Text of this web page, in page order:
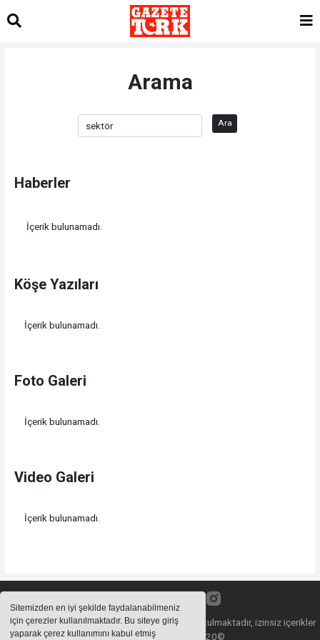
Sitemizden en iyi şekilde faydalanabilmeniz
için çerezler kullanılmaktadır. Bu siteye giriş
yaparak çerez kullanımını kabul etmiş
Arama
Ara
Haberler
İçerik bulunamadı.
Köşe Yazıları
İçerik bulunamadı.
Foto Galeri
İçerik bulunamadı.
Video Galeri
İçerik bulunamadı.
Sitemizde bulunan içeriklerin tüm hakları saklı tutulmaktadır, izinsiz içerikler
kullanılamaz. Copyright 2020©